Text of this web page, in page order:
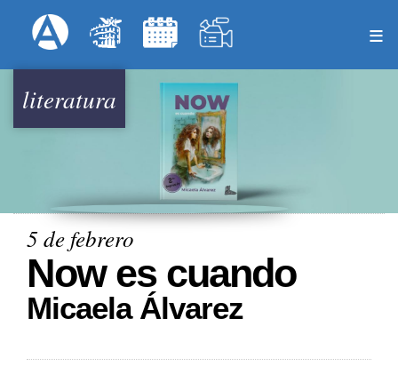
al
principal
Menú Superior
literatura
5 de febrero
Now es cuando
Micaela Álvarez